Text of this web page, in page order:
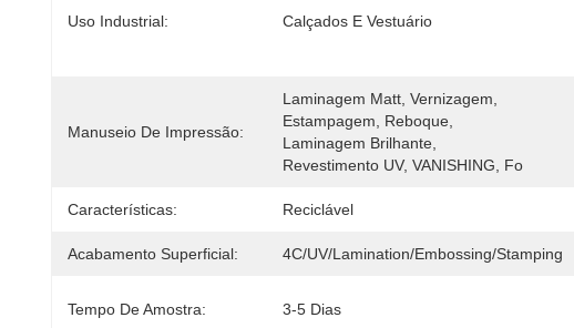
Uso Industrial: Calçados E Vestuário
Manuseio De Impressão:
Laminagem Matt, Vernizagem,
Estampagem, Reboque,
Laminagem Brilhante,
Revestimento UV, VANISHING, Fo
Características: Reciclável
Acabamento Superficial: 4C/UV/Lamination/Embossing/Stamping
Tempo De Amostra: 3-5 Dias